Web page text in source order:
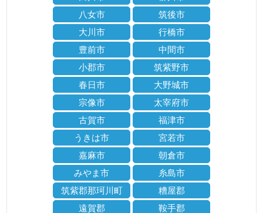
八女市
筑後市
大川市
行橋市
豊前市
中間市
小郡市
筑紫野市
春日市
大野城市
宗像市
太宰府市
古賀市
福津市
うきは市
宮若市
嘉麻市
朝倉市
みやま市
糸島市
筑紫郡那珂川町
糟屋郡
遠賀郡
鞍手郡